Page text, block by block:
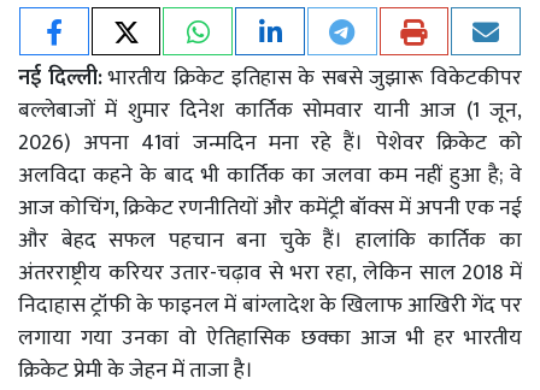
नई दिल्ली:भारतीय क्रिकेट इतिहास के सबसे जुझारू विकेटकीपर
बल्लेबाजों में शुमार दिनेश कार्तिक सोमवार यानी आज (1 जून,
2026) अपना 41वां जन्मदिन मना रहे हैं। पेशेवर क्रिकेट को
अलविदा कहने के बाद भी कार्तिक का जलवा कम नहीं हुआ है; वे
आज कोचिंग, क्रिकेट रणनीतियों और कमेंट्री बॉक्स में अपनी एक नई
और बेहद सफल पहचान बना चुके हैं। हालांकि कार्तिक का
अंतरराष्ट्रीय करियर उतार-चढ़ाव से भरा रहा, लेकिन साल 2018 में
निदाहास ट्रॉफी के फाइनल में बांग्लादेश के खिलाफ आखिरी गेंद पर
लगाया गया उनका वो ऐतिहासिक छक्का आज भी हर भारतीय
क्रिकेट प्रेमी के जेहन में ताजा है।